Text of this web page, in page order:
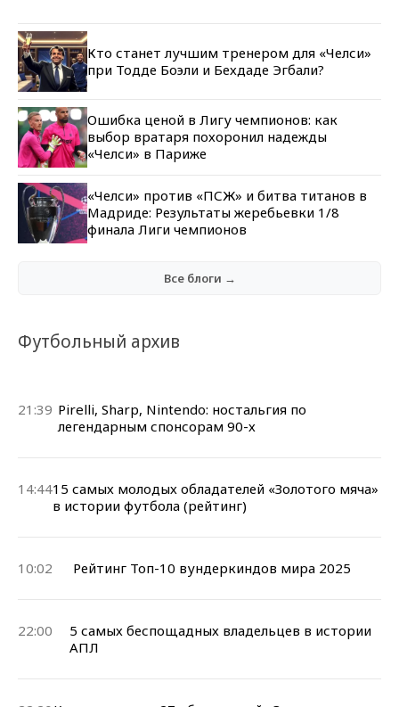
Кто станет лучшим тренером для «Челси»
при Тодде Боэли и Бехдаде Эгбали?
Ошибка ценой в Лигу чемпионов: как
выбор вратаря похоронил надежды
«Челси» в Париже
«Челси» против «ПСЖ» и битва титанов в
Мадриде: Результаты жеребьевки 1/8
финала Лиги чемпионов
Все блоги →
Футбольный архив
21:39 Pirelli, Sharp, Nintendo: ностальгия по
легендарным спонсорам 90-х
14:4415 самых молодых обладателей «Золотого мяча»
в истории футбола (рейтинг)
10:02 Рейтинг Топ-10 вундеркиндов мира 2025
22:00
5 самых беспощадных владельцев в истории
АПЛ